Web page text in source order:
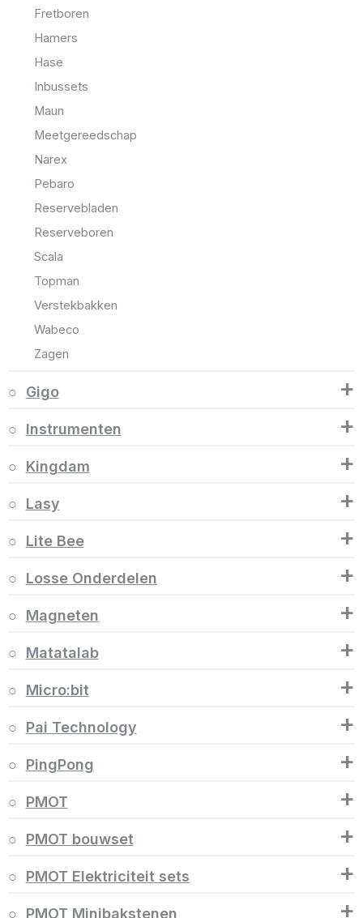
Fretboren
Hamers
Hase
Inbussets
Maun
Meetgereedschap
Narex
Pebaro
Reservebladen
Reserveboren
Scala
Topman
Verstekbakken
Wabeco
Zagen
Gigo +
Instrumenten +
Kingdam +
Lasy +
Lite Bee +
Losse Onderdelen +
Magneten +
Matatalab +
Micro:bit +
Pai Technology +
PingPong +
PMOT +
PMOT bouwset +
PMOT Elektriciteit sets +
PMOT Minibakstenen +